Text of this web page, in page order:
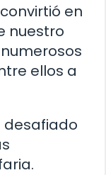
en
nuestro
ellos a
desafiado